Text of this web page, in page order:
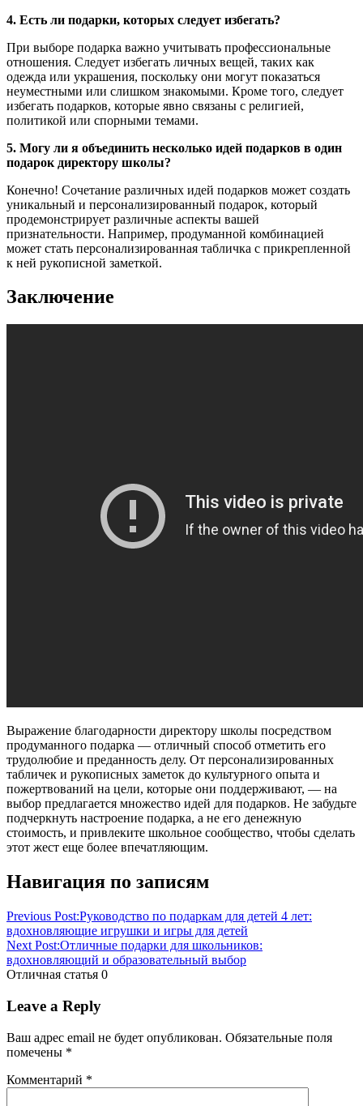
4. Есть ли подарки, которых следует избегать?
При выборе подарка важно учитывать профессиональные
отношения. Следует избегать личных вещей, таких как
одежда или украшения, поскольку они могут показаться
неуместными или слишком знакомыми. Кроме того, следует
избегать подарков, которые явно связаны с религией,
политикой или спорными темами.
5. Могу ли я объединить несколько идей подарков в один
подарок директору школы?
Конечно! Сочетание различных идей подарков может создать
уникальный и персонализированный подарок, который
продемонстрирует различные аспекты вашей
признательности. Например, продуманной комбинацией
может стать персонализированная табличка с прикрепленной
к ней рукописной заметкой.
Заключение
Выражение благодарности директору школы посредством
продуманного подарка — отличный способ отметить его
трудолюбие и преданность делу. От персонализированных
табличек и рукописных заметок до культурного опыта и
пожертвований на цели, которые они поддерживают, — на
выбор предлагается множество идей для подарков. Не забудьте
подчеркнуть настроение подарка, а не его денежную
стоимость, и привлеките школьное сообщество, чтобы сделать
этот жест еще более впечатляющим.
Навигация по записям
Previous Post:Руководство по подаркам для детей 4 лет:
вдохновляющие игрушки и игры для детей
Next Post:Отличные подарки для школьников:
вдохновляющий и образовательный выбор
Отличная статья 0
Leave a Reply
Ваш адрес email не будет опубликован. Обязательные поля
помечены *
Комментарий *